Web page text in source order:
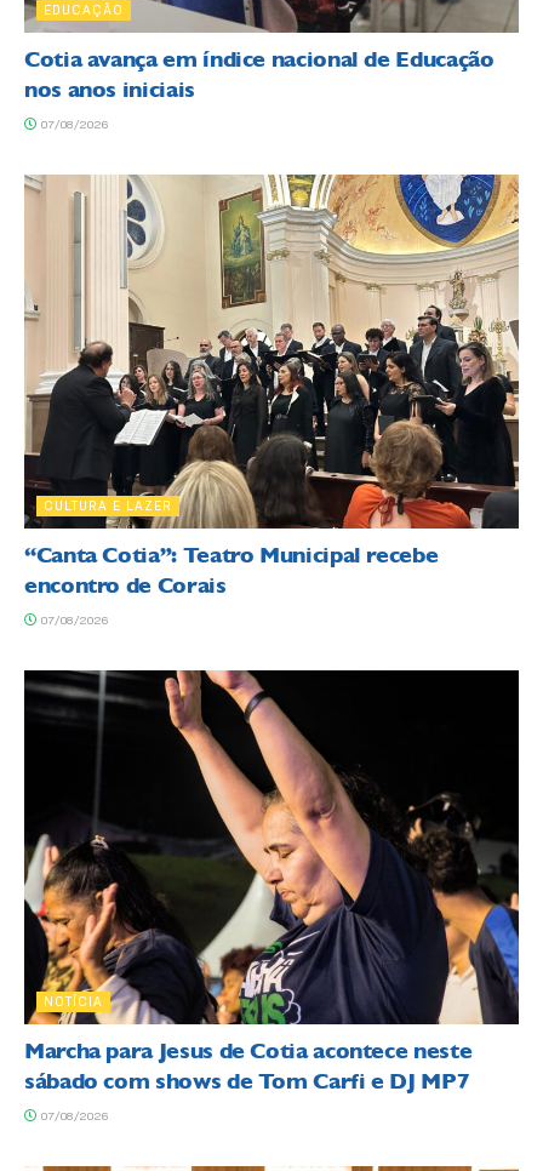
EDUCAÇÃO
Cotia avança em índice nacional de Educação
nos anos iniciais
07/08/2026
CULTURA E LAZER
“Canta Cotia”: Teatro Municipal recebe
encontro de Corais
07/08/2026
NOTÍCIA
Marcha para Jesus de Cotia acontece neste
sábado com shows de Tom Carfi e DJ MP7
07/08/2026